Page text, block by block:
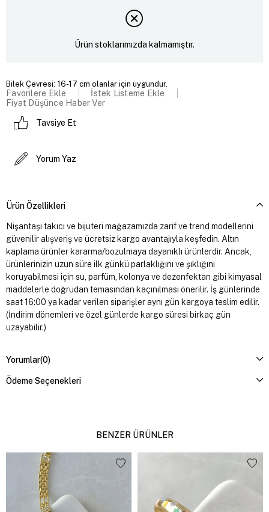
Ürün stoklarımızda kalmamıştır.
Bilek Çevresi: 16-17 cm olanlar için uygundur.
Favorilere Ekle
İstek Listeme Ekle
Fiyat Düşünce Haber Ver
Tavsiye Et
Yorum Yaz
Ürün Özellikleri
Nişantaşı takıcı ve bijuteri mağazamızda zarif ve trend modellerini
güvenilir alışveriş ve ücretsiz kargo avantajıyla keşfedin. Altın
kaplama ürünler kararma/bozulmaya dayanıklı ürünlerdir. Ancak,
ürünlerinizin uzun süre ilk günkü parlaklığını ve şıklığını
koruyabilmesi için su, parfüm, kolonya ve dezenfektan gibi kimyasal
maddelerle doğrudan temasından kaçınılması önerilir. İş günlerinde
saat 16:00 ya kadar verilen siparişler aynı gün kargoya teslim edilir.
(İndirim dönemleri ve özel günlerde kargo süresi birkaç gün
uzayabilir.)
Yorumlar(0)
Ödeme Seçenekleri
BENZER ÜRÜNLER